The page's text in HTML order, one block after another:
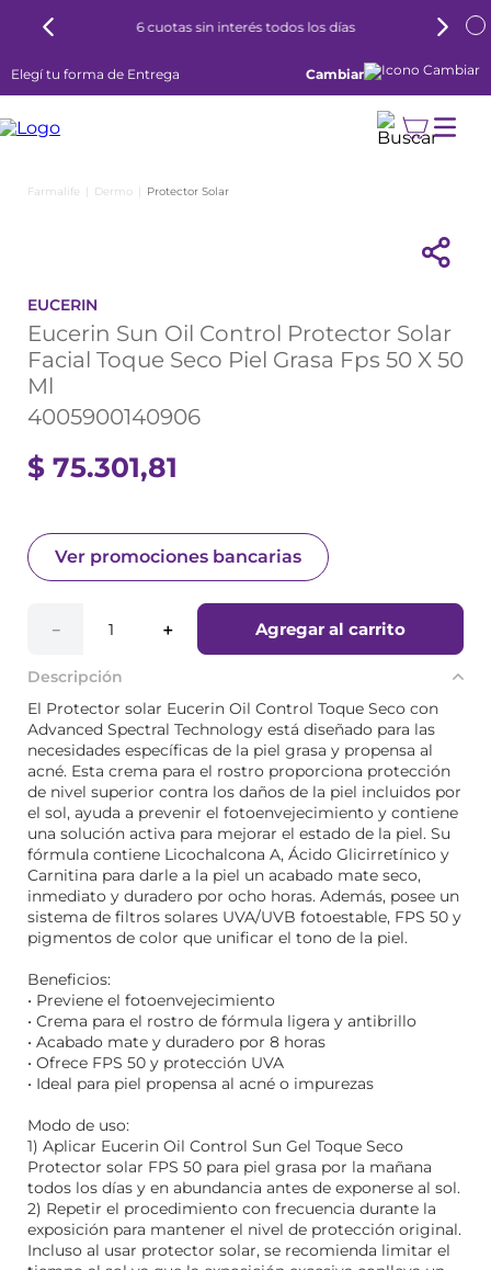
6 cuotas sin interés todos los días
Elegí tu forma de Entrega Cambiar
Dermo Protector Solar
EUCERIN
Eucerin Sun Oil Control Protector Solar
Facial Toque Seco Piel Grasa Fps 50 X 50
Ml
4005900140906
$ 75.301,81
Ver promociones bancarias
＋
－ Agregar al carrito
Descripción
El Protector solar Eucerin Oil Control Toque Seco con
Advanced Spectral Technology está diseñado para las
necesidades específicas de la piel grasa y propensa al
acné. Esta crema para el rostro proporciona protección
de nivel superior contra los daños de la piel incluidos por
el sol, ayuda a prevenir el fotoenvejecimiento y contiene
una solución activa para mejorar el estado de la piel. Su
fórmula contiene Licochalcona A, Ácido Glicirretínico y
Carnitina para darle a la piel un acabado mate seco,
inmediato y duradero por ocho horas. Además, posee un
sistema de filtros solares UVA/UVB fotoestable, FPS 50 y
pigmentos de color que unificar el tono de la piel.
Beneficios:
• Previene el fotoenvejecimiento
• Crema para el rostro de fórmula ligera y antibrillo
• Acabado mate y duradero por 8 horas
• Ofrece FPS 50 y protección UVA
• Ideal para piel propensa al acné o impurezas
Modo de uso:
1) Aplicar Eucerin Oil Control Sun Gel Toque Seco
Protector solar FPS 50 para piel grasa por la mañana
todos los días y en abundancia antes de exponerse al sol.
2) Repetir el procedimiento con frecuencia durante la
exposición para mantener el nivel de protección original.
Incluso al usar protector solar, se recomienda limitar el